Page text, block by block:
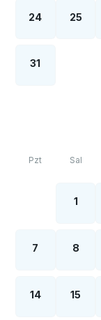
24 25
31
Pzt Sal
1
7 8
14 15